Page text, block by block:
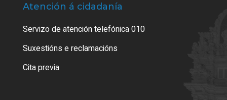
Atención á cidadanía
Servizo de atención telefónica 010
Suxestións e reclamacións
Cita previa